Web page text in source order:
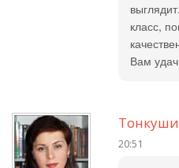
класс,
Вам
20:51